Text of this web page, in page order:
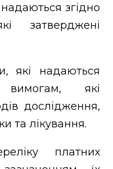
згідно
затверджені
які надаються
вимогам, які
дослідження,
та лікування.
платних